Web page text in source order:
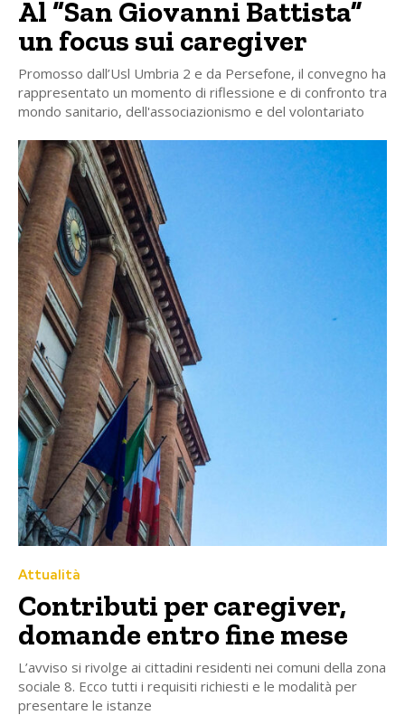
Al “San Giovanni Battista”
un focus sui caregiver
Promosso dall’Usl Umbria 2 e da Persefone, il convegno ha
rappresentato un momento di riflessione e di confronto tra
mondo sanitario, dell'associazionismo e del volontariato
Attualità
Contributi per caregiver,
domande entro fine mese
L’avviso si rivolge ai cittadini residenti nei comuni della zona
sociale 8. Ecco tutti i requisiti richiesti e le modalità per
presentare le istanze